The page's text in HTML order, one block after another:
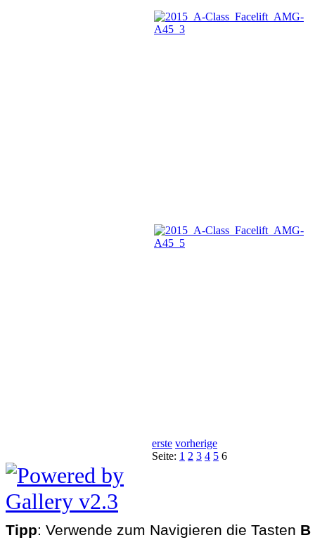
erste vorherige
Seite: 1 2 3 4 5 6
Tipp: Verwende zum Navigieren die Tasten B